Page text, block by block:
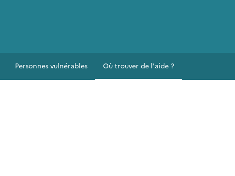
Personnes vulnérables Où trouver de l'aide ?